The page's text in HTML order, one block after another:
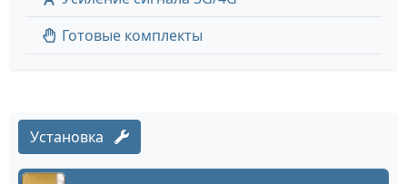
Готовые комплекты
Установка